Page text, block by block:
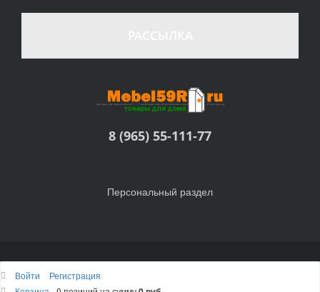
8 (965) 55-111-77
Персональный раздел
© Интернет-магазин Товары для дома, 2010 - 2026
Войти
Регистрация